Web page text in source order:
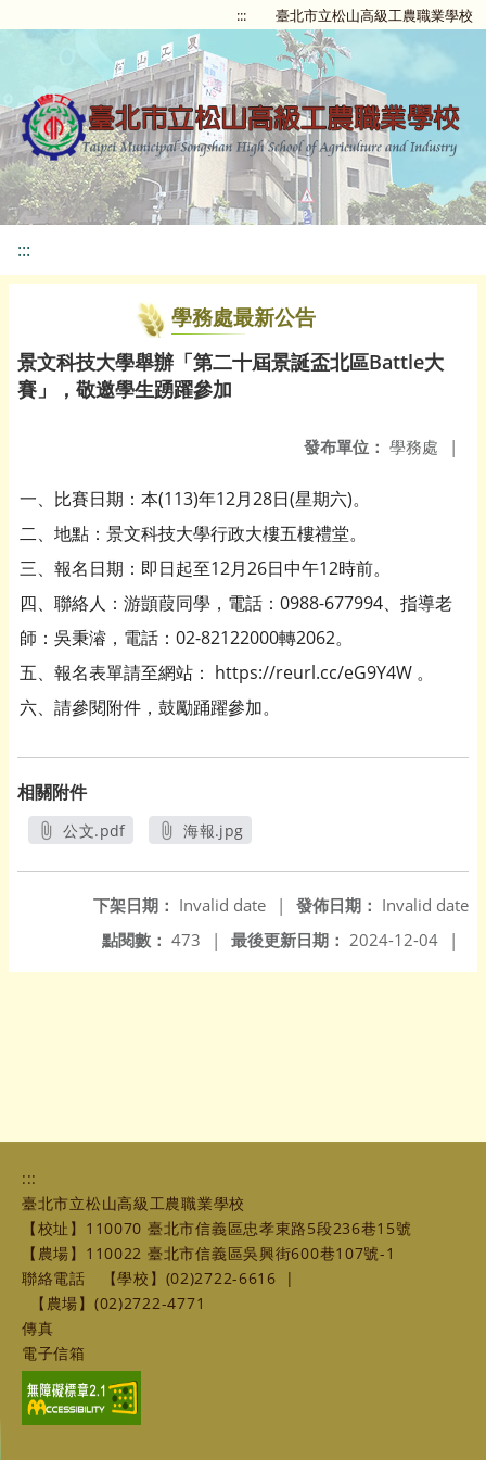
::: 臺北市立松山高級工農職業學校
:::
學務處最新公告
景文科技大學舉辦「第二十屆景誕盃北區Battle大
賽」，敬邀學生踴躍參加
發布單位： 學務處 |
一、比賽日期：本(113)年12月28日(星期六)。
二、地點：景文科技大學行政大樓五樓禮堂。
三、報名日期：即日起至12月26日中午12時前。
四、聯絡人：游顗葭同學，電話：0988-677994、指導老
師：吳秉濬，電話：02-82122000轉2062。
五、報名表單請至網站： https://reurl.cc/eG9Y4W 。
六、請參閱附件，鼓勵踊躍參加。
相關附件
公文.pdf
海報.jpg
發佈日期： Invalid date
下架日期： Invalid date
|
最後更新日期： 2024-12-04 |
點閱數： 473 |
:::
臺北市立松山高級工農職業學校
【校址】110070 臺北市信義區忠孝東路5段236巷15號
【農場】110022 臺北市信義區吳興街600巷107號-1
聯絡電話
【學校】(02)2722-6616
|
【農場】(02)2722-4771
傳真
電子信箱